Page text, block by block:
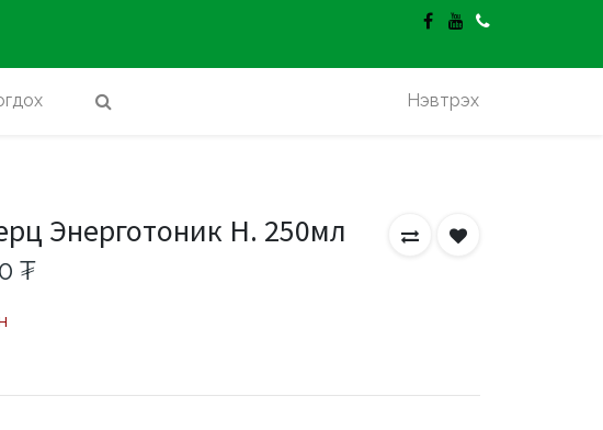
хүргэлт үнэгүй.
Нэвтрэх
Энерготоник Н. 250мл
₮